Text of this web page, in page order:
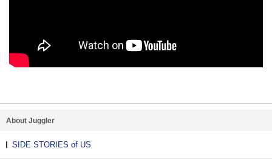
About Juggler
SIDE STORIES of US